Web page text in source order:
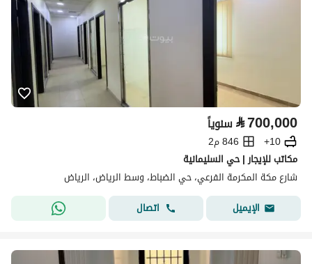
⃁700,000 سنوياً
10+
846 م2
مكاتب للإيجار | حي السليمانية
شارع مكة المكرمة الفرعي، حي الضباط، وسط الرياض، الرياض
الإيميل
اتصال